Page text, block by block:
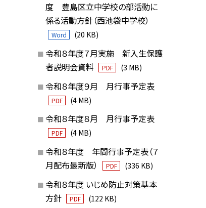
度 豊島区立中学校の部活動に
係る活動方針（西池袋中学校）
Word (20 KB)
令和８年度７月実施 新入生保護
者説明会資料
PDF (3 MB)
令和８年度９月 月行事予定表
PDF (4 MB)
令和８年度８月 月行事予定表
PDF (4 MB)
令和８年度 年間行事予定表（７
月配布最新版）
PDF (336 KB)
令和８年度 いじめ防止対策基本
方針
PDF (122 KB)